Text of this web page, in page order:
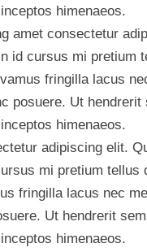
himenaeos.
amet consectetur
id cursus mi pretium
fringilla lacus
posuere. Ut
himenaeos.
adipiscing elit.
mi pretium tellus
fringilla lacus nec
Ut hendrerit
himenaeos.